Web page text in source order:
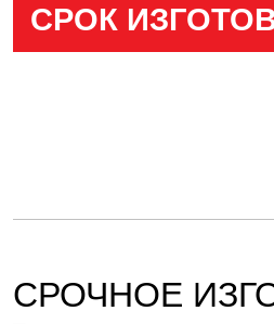
СРОК
СРОЧНОЕ